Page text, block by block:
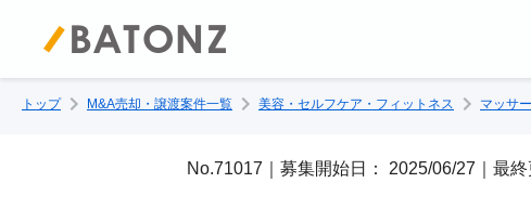
トップ M&A売却・譲渡案件一覧 美容・セルフケア・フィットネス マッサ
No.71017｜募集開始日： 2025/06/27｜最